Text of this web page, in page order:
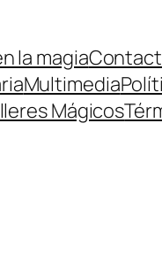
la magia
Multimedia
Mágicos